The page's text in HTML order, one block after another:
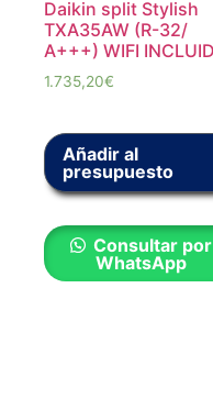
Daikin split Stylish
TXA35AW (R-32/
A+++) WIFI
1.735,20€
Añadir al
presupuesto
Consultar por
WhatsApp